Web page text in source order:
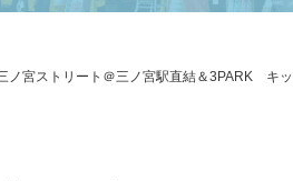
キッチンカー製
企画
ノ宮ストリート＠三ノ宮駅直結＆3PARK キ